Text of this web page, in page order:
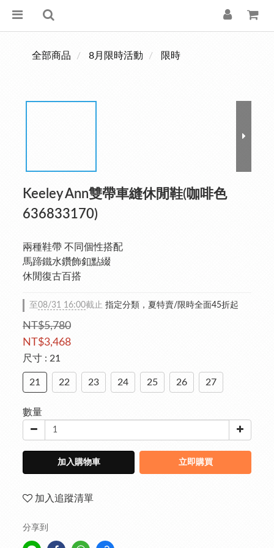
全部商品 8月限時活動 限時
Keeley Ann雙帶車縫休閒鞋(咖啡色
636833170)
兩種鞋帶 不同個性搭配
馬蹄鐵水鑽飾釦點綴
休閒復古百搭
至08/31 16:00截止 指定分類，夏特賣/限時全面45折起
NT$5,780
NT$3,468
尺寸 : 21
21 22 23 24 25 26 27
數量
加入購物車 立即購買
加入追蹤清單
分享到